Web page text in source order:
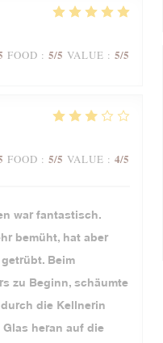
FOOD : 5/5 VALUE : 5/5
FOOD : 5/5 VALUE : 4/5
war fantastisch.
bemüht, hat aber
Beim
zu Beginn, schäumte
die Kellnerin
heran auf die